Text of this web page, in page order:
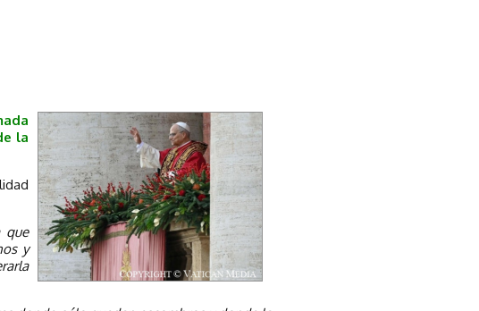
la
que
y